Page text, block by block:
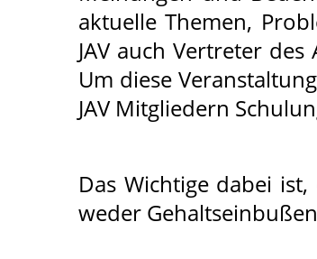
aktuelle Themen,
JAV auch Vertreter
Um diese
JAV Mitgliedern
Das Wichtige dabei
weder